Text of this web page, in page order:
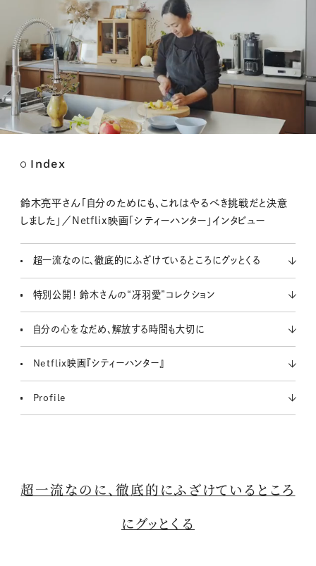
t
Index
鈴木亮平さん「自分のためにも、これはやるべき挑戦だと決意
しました」／Netflix映画「シティーハンター」インタビュー
超一流なのに、徹底的にふざけているところにグッとくる
特別公開！ 鈴木さんの“冴羽愛”コレクション
自分の心をなだめ、解放する時間も大切に
Netflix映画『シティーハンター』
Profile
超一流なのに、徹底的にふざけているところ
にグッとくる